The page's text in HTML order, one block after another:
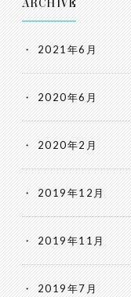
ARCHIVE
2021年6月
2020年6月
2020年2月
2019年12月
2019年11月
2019年7月